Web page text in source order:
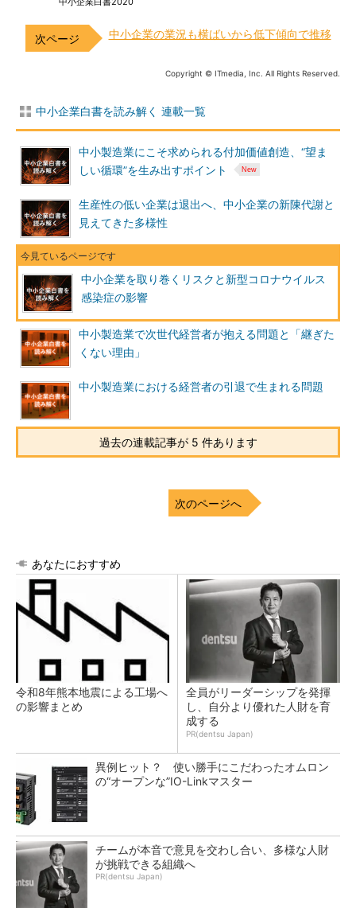
中小企業の業況も横ばいから低下傾向で推移
Copyright © ITmedia, Inc. All Rights Reserved.
中小企業白書を読み解く 連載一覧
中小製造業にこそ求められる付加価値創造、“望ま
しい循環”を生み出すポイント
生産性の低い企業は退出へ、中小企業の新陳代謝と
見えてきた多様性
中小企業を取り巻くリスクと新型コロナウイルス
感染症の影響
中小製造業で次世代経営者が抱える問題と「継ぎた
くない理由」
中小製造業における経営者の引退で生まれる問題
過去の連載記事が 5 件あります
次のページへ
あなたにおすすめ
令和8年熊本地震による工場へ
の影響まとめ
全員がリーダーシップを発揮
し、自分より優れた人財を育
成する
PR(dentsu Japan)
異例ヒット？ 使い勝手にこだわったオムロン
の“オープンな”IO-Linkマスター
チームが本音で意見を交わし合い、多様な人財
が挑戦できる組織へ
PR(dentsu Japan)